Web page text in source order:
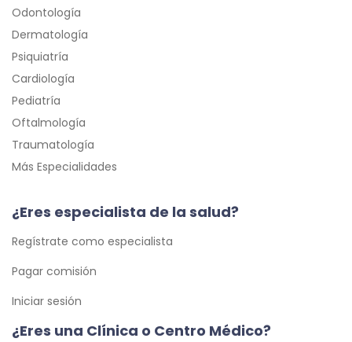
Odontología
Dermatología
Psiquiatría
Cardiología
Pediatría
Oftalmología
Traumatología
Más Especialidades
¿Eres especialista de la salud?
Regístrate como especialista
Pagar comisión
Iniciar sesión
¿Eres una Clínica o Centro Médico?